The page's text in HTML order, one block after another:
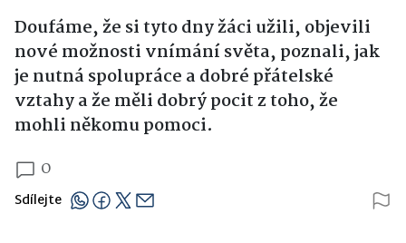
Doufáme, že si tyto dny žáci užili, objevili
nové možnosti vnímání světa, poznali, jak
je nutná spolupráce a dobré přátelské
vztahy a že měli dobrý pocit z toho, že
mohli někomu pomoci.
0
Sdílejte